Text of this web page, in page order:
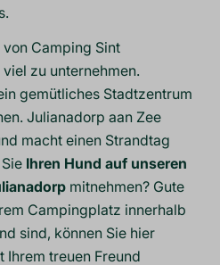
Camping Sint
zu unternehmen.
gemütliches Stadtzentrum
Julianadorp aan Zee
macht einen Strandtag
Ihren Hund auf unseren
mitnehmen? Gute
Campingplatz innerhalb
sind, können Sie hier
Ihremtreuen Freund